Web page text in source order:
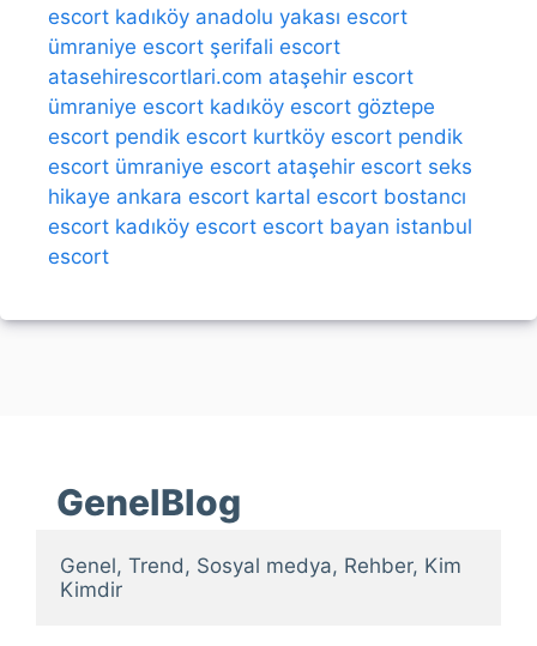
escort kadıköy anadolu yakası escort
ümraniye escort şerifali escort
atasehirescortlari.com ataşehir escort
ümraniye escort kadıköy escort göztepe
escort pendik escort kurtköy escort pendik
escort ümraniye escort ataşehir escort seks
hikaye ankara escort kartal escort bostancı
escort kadıköy escort escort bayan istanbul
escort
GenelBlog
Genel, Trend, Sosyal medya, Rehber, Kim
Kimdir